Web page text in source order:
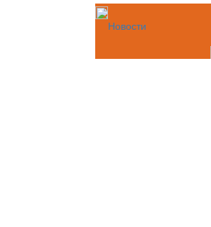
Новости